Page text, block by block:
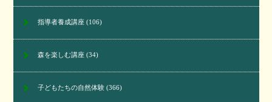
指導者養成講座(106)
森を楽しむ講座(34)
子どもたちの自然体験(366)